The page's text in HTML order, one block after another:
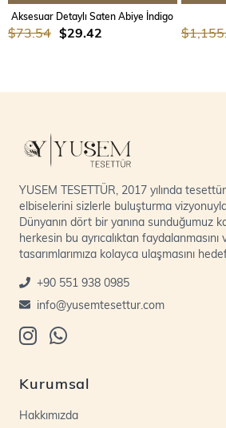
Aksesuar Detaylı Saten Abiye İndigo
$29.42
$73.54
YUSEM TESETTÜR, 2017 yılında
elbiselerini sizlerle buluşturma
Dünyanın dört bir yanına sunduğumuz
herkesin bu ayrıcalıktan faydalanmasını
tasarımlarımıza kolayca ulaşmasını
+90 551 938 0985
info@yusemtesettur.com
Kurumsal
Hakkımızda